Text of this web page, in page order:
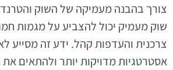
צורך בהבנה מעמיקה של השוק
שוק מעמיק יכול להצביע על מגמות
צרכנית והעדפות קהל. ידע זה מסייע
אסטרטגיות מדויקות יותר ולהתאים